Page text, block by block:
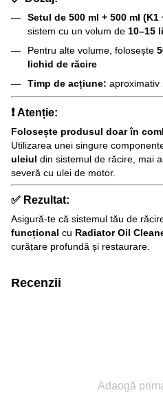
Setul de 500 ml + 500 ml (K1
sistem cu un volum de 10–15
Pentru alte volume, folosește
lichid de răcire
Timp de acțiune: aproximativ
❗Atenție:
Folosește produsul doar în
Utilizarea unei singure
uleiul din sistemul de răcire, mai
severă cu ulei de motor.
✅ Rezultat:
Asigură-te că sistemul tău de
funcțional cu Radiator Oil
curățare profundă și restaurare.
Recenzii
Adaogă